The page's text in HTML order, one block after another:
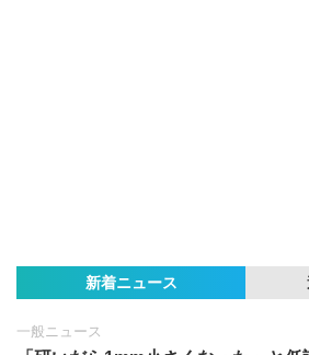
新着ニュース
一般ニュース